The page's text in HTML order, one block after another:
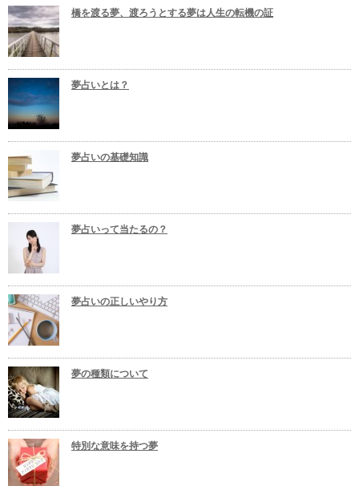
橋を渡る夢、渡ろうとする夢は人生の転機の証
夢占いとは？
夢占いの基礎知識
夢占いって当たるの？
夢占いの正しいやり方
夢の種類について
特別な意味を持つ夢